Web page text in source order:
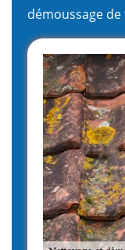
démoussage